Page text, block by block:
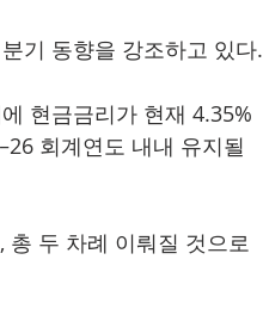
기 동향을 강조하고 있다.
현금금리가 현재 4.35%
회계연도 내내 유지될
총 두 차례 이뤄질 것으로